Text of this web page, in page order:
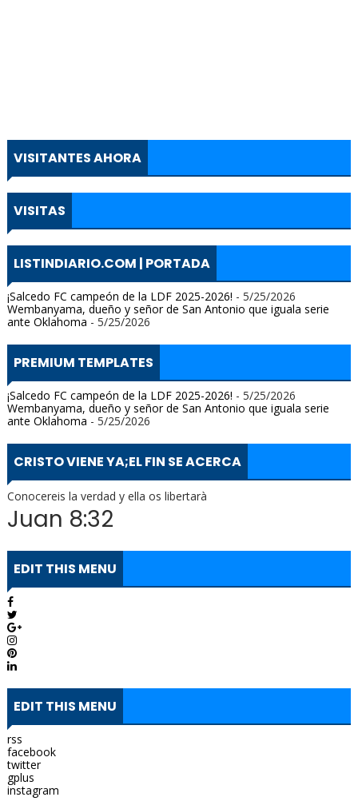
VISITANTES AHORA
VISITAS
LISTINDIARIO.COM | PORTADA
¡Salcedo FC campeón de la LDF 2025-2026! - 5/25/2026
Wembanyama, dueño y señor de San Antonio que iguala serie
ante Oklahoma - 5/25/2026
PREMIUM TEMPLATES
¡Salcedo FC campeón de la LDF 2025-2026! - 5/25/2026
Wembanyama, dueño y señor de San Antonio que iguala serie
ante Oklahoma - 5/25/2026
CRISTO VIENE YA;EL FIN SE ACERCA
Conocereis la verdad y ella os libertarà
Juan 8:32
EDIT THIS MENU
EDIT THIS MENU
rss
facebook
twitter
gplus
instagram